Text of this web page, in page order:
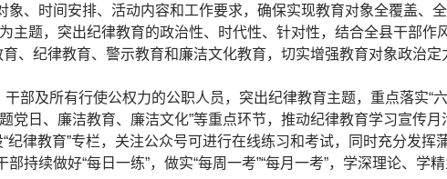
、时间安排、活动内容和工作要求，确保实现教育对象全覆盖、
主题，突出纪律教育的政治性、时代性、针对性，结合全县干部作
、纪律教育、警示教育和廉洁文化教育，切实增强教育对象政治定
部及所有行使公权力的公职人员，突出纪律教育主题，重点落实“
党日、廉洁教育、廉洁文化”等重点环节，推动纪律教育学习宣传月
纪律教育”专栏，关注公众号可进行在线练习和考试，同时充分发挥
持续做好“每日一练”，做实“每周一考”“每月一考”，学深理论、学